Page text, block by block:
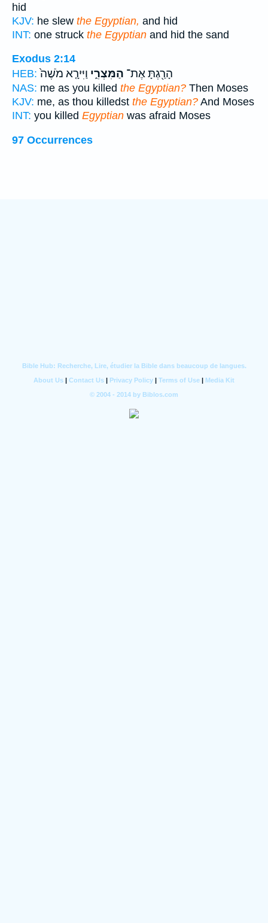
hid
KJV: he slew the Egyptian, and hid
INT: one struck the Egyptian and hid the sand
Exodus 2:14
HEB:
הָרַ֖גְתָּ אֶת־ הַמִּצְרִ֑י וַיִּירָ֤א מֹשֶׁה֙
NAS: me as you killed the Egyptian? Then Moses
KJV: me, as thou killedst the Egyptian? And Moses
INT: you killed Egyptian was afraid Moses
97 Occurrences